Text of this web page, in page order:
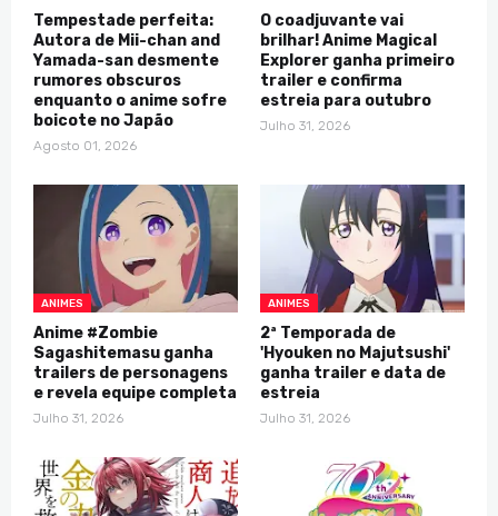
Tempestade perfeita:
Autora de Mii-chan and
Yamada-san desmente
rumores obscuros
enquanto o anime sofre
boicote no Japão
Agosto 01, 2026
O coadjuvante vai
brilhar! Anime Magical
Explorer ganha primeiro
trailer e confirma
estreia para outubro
Julho 31, 2026
ANIMES
Anime #Zombie
Sagashitemasu ganha
trailers de personagens
e revela equipe completa
Julho 31, 2026
ANIMES
2ª Temporada de
'Hyouken no Majutsushi'
ganha trailer e data de
estreia
Julho 31, 2026